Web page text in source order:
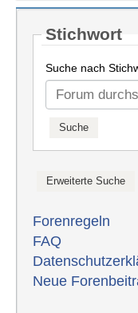
Stichwort
Suche nach
Forenregeln
FAQ
Neue